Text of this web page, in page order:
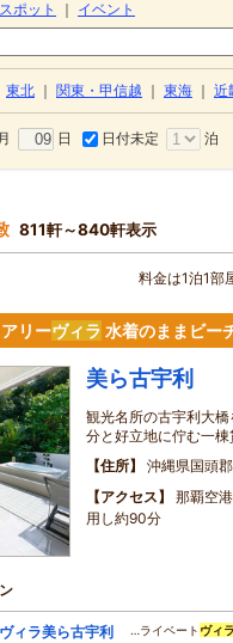
ポット
イベント
東北 関東・甲信越 東海 近
月 日 日付未定 泊
811軒～840軒表示
料金は1泊1部
リーヴィラ 水着のままビー
美ら古宇利
観光名所の古宇利大
分と好立地に佇む一
住所
沖縄県国頭
アクセス
那覇空
用し約90分
ィラ美ら古宇利
…ライベート ヴィラ